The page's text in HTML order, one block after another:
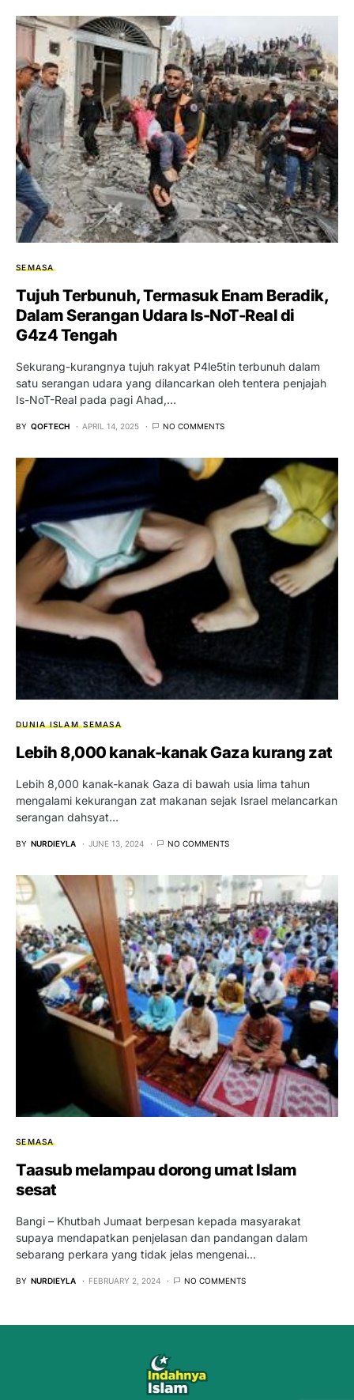
SEMASA
Tujuh Terbunuh, Termasuk Enam Beradik,
Dalam Serangan Udara Is-NoT-Real di
G4z4 Tengah
Sekurang-kurangnya tujuh rakyat P4le5tin terbunuh dalam
satu serangan udara yang dilancarkan oleh tentera penjajah
Is-NoT-Real pada pagi Ahad,…
BY QOFTECH APRIL 14, 2025 NO COMMENTS
DUNIA ISLAM SEMASA
Lebih 8,000 kanak-kanak Gaza kurang zat
Lebih 8,000 kanak-kanak Gaza di bawah usia lima tahun
mengalami kekurangan zat makanan sejak Israel melancarkan
serangan dahsyat…
BY NURDIEYLA JUNE 13, 2024 NO COMMENTS
SEMASA
Taasub melampau dorong umat Islam
sesat
Bangi – Khutbah Jumaat berpesan kepada masyarakat
supaya mendapatkan penjelasan dan pandangan dalam
sebarang perkara yang tidak jelas mengenai…
BY NURDIEYLA FEBRUARY 2, 2024 NO COMMENTS